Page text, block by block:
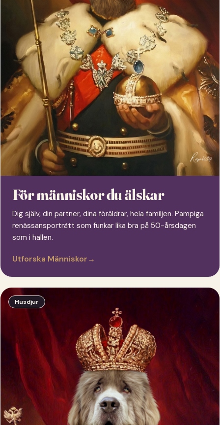
För människor du älskar
Dig själv, din partner, dina föräldrar, hela familjen. Pampiga
renässansporträtt som funkar lika bra på 50-årsdagen
som i hallen.
Utforska Människor→
Husdjur